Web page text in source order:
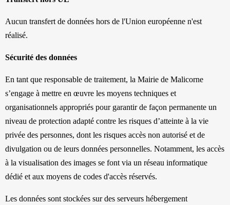
Aucun transfert de données hors de l'Union européenne n'est
réalisé.
Sécurité des données
En tant que responsable de traitement, la Mairie de Malicorne
s’engage à mettre en œuvre les moyens techniques et
organisationnels appropriés pour garantir de façon permanente un
niveau de protection adapté contre les risques d’atteinte à la vie
privée des personnes, dont les risques accès non autorisé et de
divulgation ou de leurs données personnelles. Notamment, les accès
à la visualisation des images se font via un réseau informatique
dédié et aux moyens de codes d'accès réservés.
Les données sont stockées sur des serveurs hébergement